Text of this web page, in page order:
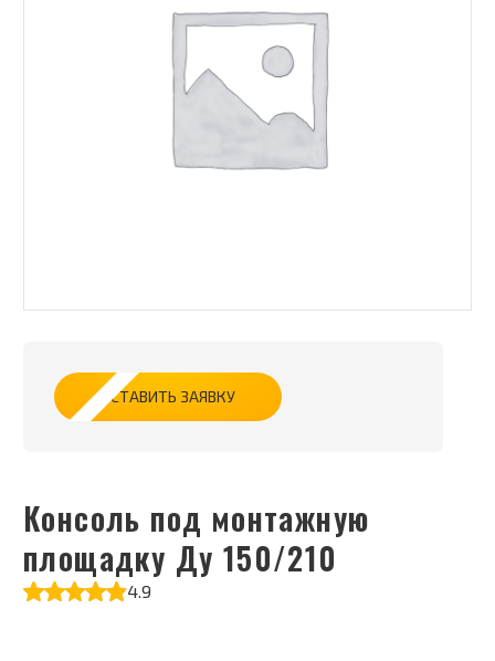
Консоль под монтажную
площадку Ду 150/210
4.9
ОСТАВИТЬ ЗАЯВКУ